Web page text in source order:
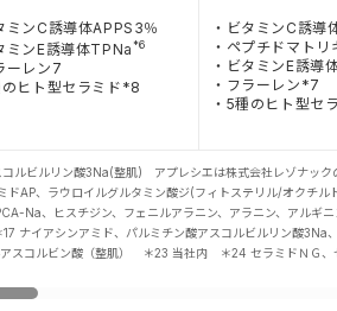
ミンC誘導体APPS3％
ミンE誘導体TPNa*6
ーレン7
のヒト型セラミド*8
・ビタミンC誘導
・ペプチドマトリ
・ビタミンE誘導
・フラーレン*7
・5種のヒト型セ
ルビルリン酸3Na(整肌) アプレシエは株式会社レゾナ
AP、ラウロイルグルタミン酸ジ(フィトステリル/オク
Na、ヒスチジン、フェニルアラニン、アラニン、アルギ
ナイアシンアミド、パルミチン酸アスコルビルリン酸
スコルビン酸（整肌） ＊23 当社内 ＊24 セラミドＮＧ、